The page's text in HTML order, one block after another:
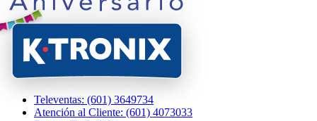
Televentas: (601) 3649734
Atención al Cliente: (601) 4073033